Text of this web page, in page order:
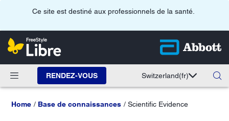
Ce site est destiné aux professionnels de la santé.
RENDEZ-VOUS Switzerland(fr)
Home Base de connaissances Scientific Evidence